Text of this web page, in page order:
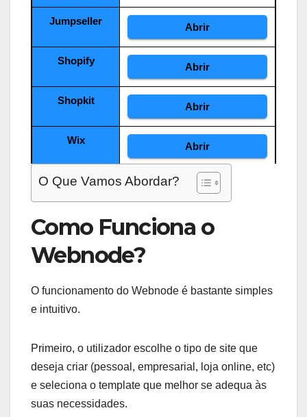
Jumpseller
Abrir
Shopify
Abrir
Shopkit
Abrir
Wix
Abrir
Características Preços
Shopify Desde 32€
Shopkit
Wix Desde 4.5€
Jumpseller Ilimitados
Shopify Ilimitados
O Que Vamos Abordar?
Como Funciona o
Webnode?
O funcionamento do Webnode é bastante simples
e intuitivo.
Primeiro, o utilizador escolhe o tipo de site que
deseja criar (pessoal, empresarial, loja online, etc)
e seleciona o template que melhor se adequa às
suas necessidades.